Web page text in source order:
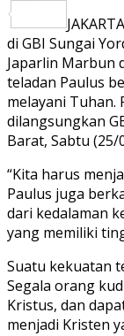
Share
di GBI Sungai
Japarlin Marbun
teladan Paulus
melayani Tuhan.
dilangsungkan
Barat, Sabtu (25/
“Kita harus
Paulus juga
dari kedalaman
yang memiliki
Suatu kekuatan
Segala orang
Kristus, dan
menjadi Kristen